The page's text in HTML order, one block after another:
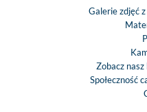
Galerie zdjęć
Zobacz nasz
Społeczność